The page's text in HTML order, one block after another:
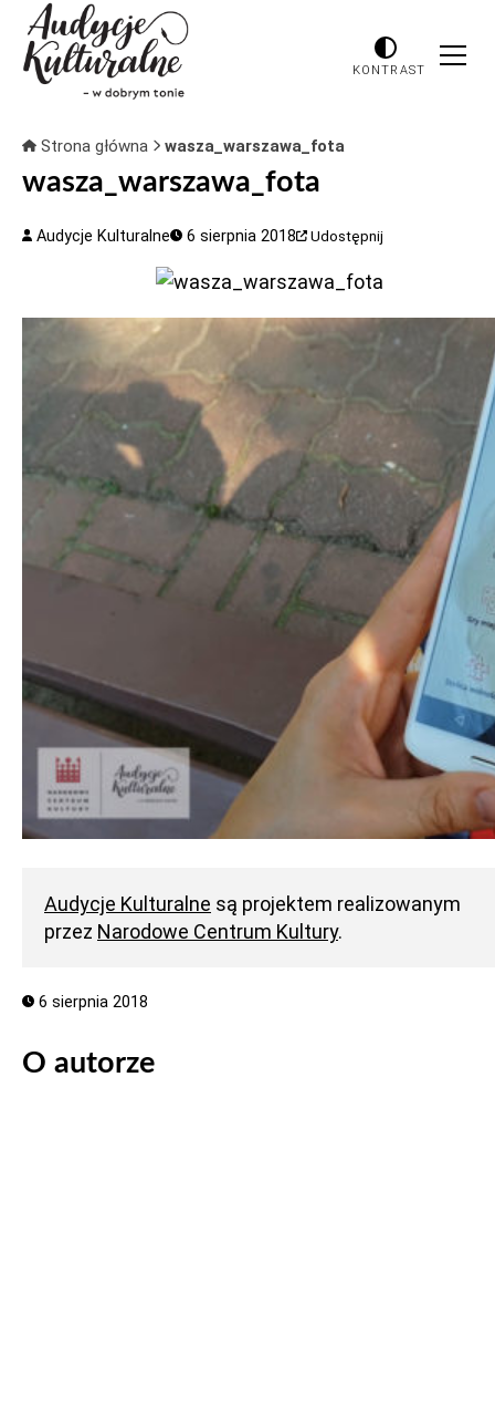
KONTRAST
Strona główna wasza_warszawa_fota
wasza_warszawa_fota
Audycje Kulturalne 6 sierpnia 2018 Udostępnij
Audycje Kulturalne są projektem realizowanym
przez Narodowe Centrum Kultury.
6 sierpnia 2018
O autorze